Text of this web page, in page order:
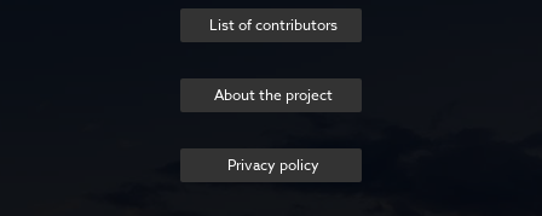
List of contributors
About the project
Privacy policy